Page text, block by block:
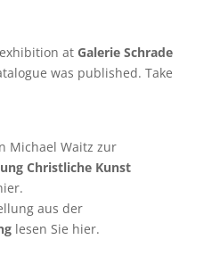
at Galerie Schrade
was published. Take
Michael Waitz zur
Christliche Kunst
.
aus der
lesen Sie hier.